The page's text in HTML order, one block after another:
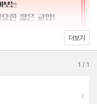
할까?
르는 것에 대해 말할 수 있
할까?
더보기
1 /1